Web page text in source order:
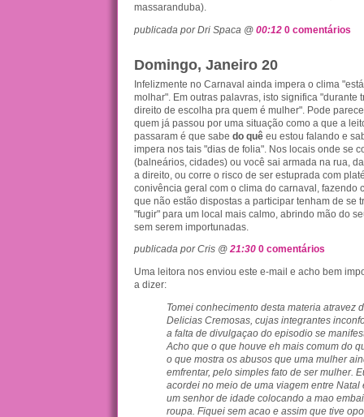
massaranduba).
publicada por Dri Spaca @ 00:12 0 comentários
Domingo, Janeiro 20
Infelizmente no Carnaval ainda impera o clima
molhar". Em outras palavras, isto significa "durante
direito de escolha pra quem é mulher". Pode
quem já passou por uma situação como a que a
passaram é que sabe do quê eu estou falando e
impera nos tais "dias de folia". Nos locais onde se
(balneários, cidades) ou você sai armada na rua,
a direito, ou corre o risco de ser estuprada com
conivência geral com o clima do carnaval, fazendo
que não estão dispostas a participar tenham de se
"fugir" para um local mais calmo, abrindo mão do
sem serem importunadas.
publicada por Cris @ 21:30 0 comentários
Uma leitora nos enviou este e-mail e acho bem
a dizer:
Tomei conhecimento desta materia atravez
Delicias Cremosas, cujas integrantes
a falta de divulgaçao do episodio se
Acho que o que houve eh mais comum do
o que mostra os abusos que uma mulher
emfrentar, pelo simples fato de ser mulher.
acordei no meio de uma viagem entre Natal
um senhor de idade colocando a mao
roupa. Fiquei sem acao e assim que tive